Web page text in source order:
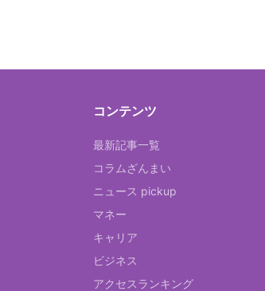
コンテンツ
最新記事一覧
コラムざんまい
ニュース pickup
マネー
キャリア
ビジネス
アクセスランキング